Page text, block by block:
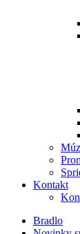
Kontakt
Bradlo